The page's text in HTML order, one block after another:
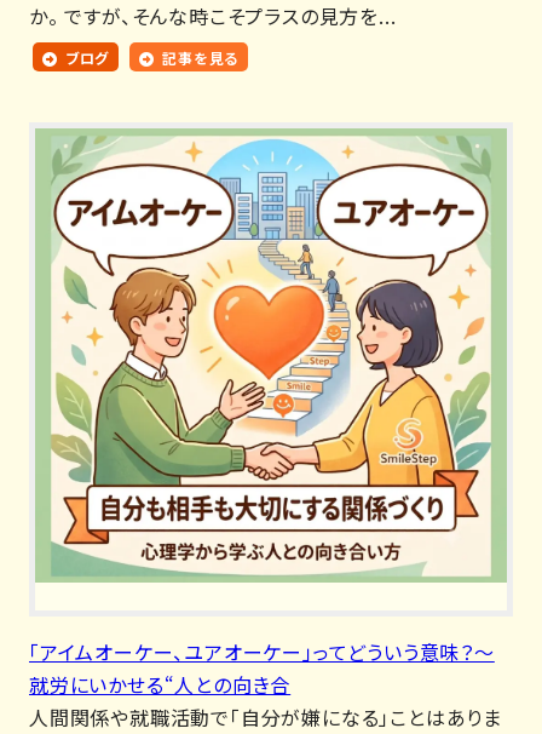
か。 ですが、そんな時こそプラスの見方を...
ブログ 記事を見る
「アイムオーケー、ユアオーケー」ってどういう意味？～
就労にいかせる“人との向き合
人間関係や就職活動で「自分が嫌になる」ことはありま